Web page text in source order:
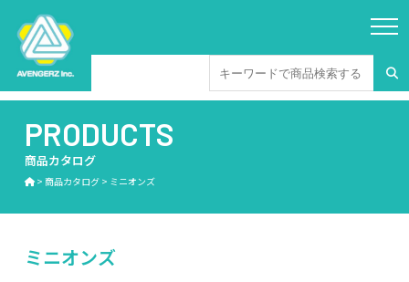
PRODUCTS
商品カタログ
> 商品カタログ> ミニオンズ
ミニオンズ